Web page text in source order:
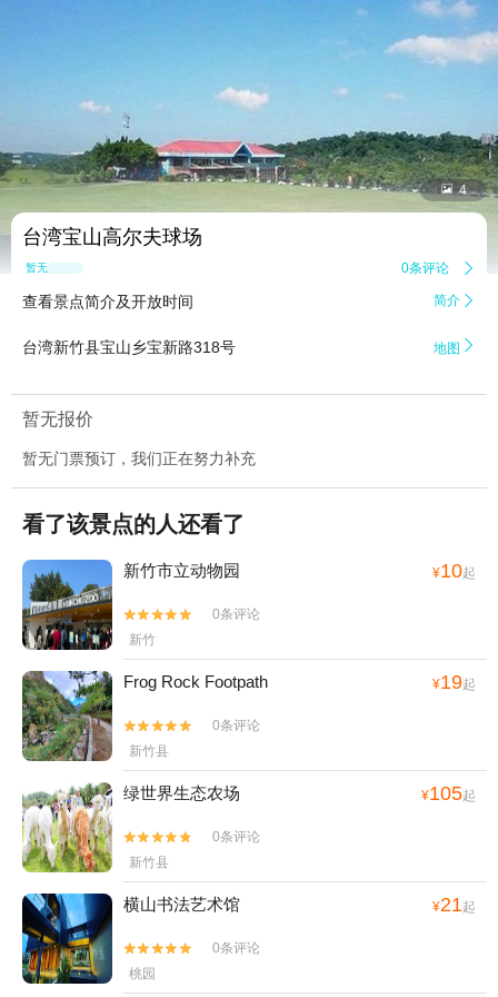
 4
台湾宝山高尔夫球场
暂无点评 0条评论 
查看景点简介及开放时间 简介 
台湾新竹县宝山乡宝新路318号 地图 
暂无报价
暂无门票预订，我们正在努力补充
看了该景点的人还看了
新竹市立动物园 ¥10起


0条评论
新竹
Frog Rock Footpath ¥19起


0条评论
新竹县
绿世界生态农场 ¥105起


0条评论
新竹县
横山书法艺术馆 ¥21起


0条评论
桃园